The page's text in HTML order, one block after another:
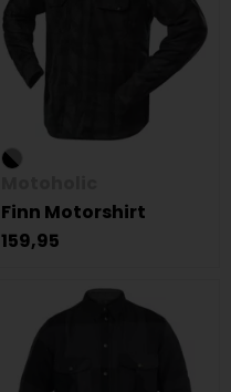
Finn Motorshirt
159,95